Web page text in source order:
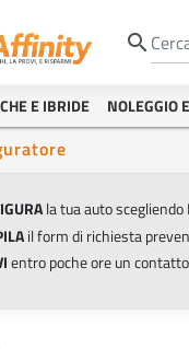
search
E IBRIDE NOLEGGIO
la tua auto
il form di richiesta
entro poche ore un